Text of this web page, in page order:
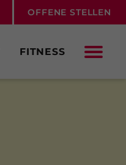
OFFENE STELLEN
FITNESS